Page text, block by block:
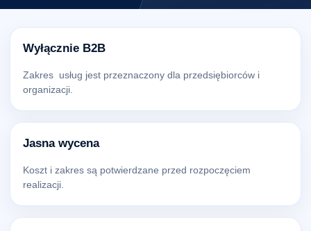
Wyłącznie B2B
Zakres usług jest przeznaczony dla przedsiębiorców i
organizacji.
Jasna wycena
Koszt i zakres są potwierdzane przed rozpoczęciem
realizacji.